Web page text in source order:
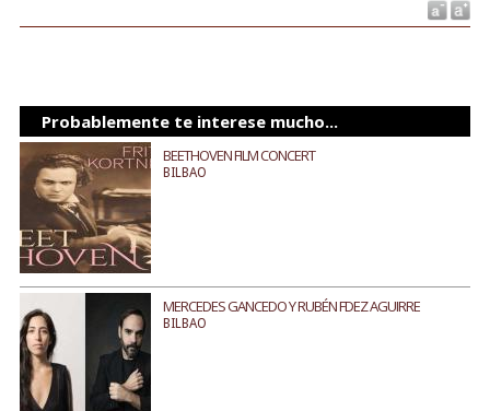
Probablemente te interese mucho...
BEETHOVEN FILM CONCERT
BILBAO
MERCEDES GANCEDO Y RUBÉN FDEZ AGUIRRE
BILBAO